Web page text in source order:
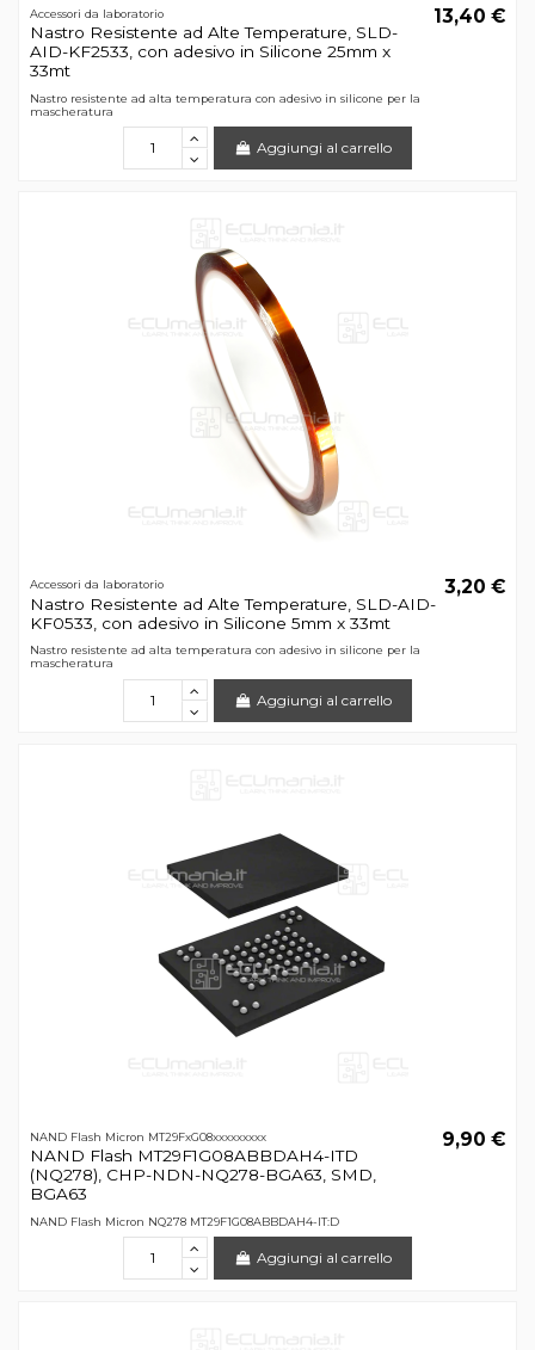
Accessori da laboratorio
Nastro Resistente ad Alte Temperature, SLD-
AID-KF2533, con adesivo in Silicone 25mm x
33mt
13,40 €
Nastro resistente ad alta temperatura con adesivo in silicone per la
mascheratura
Aggiungi al carrello
Accessori da laboratorio
Nastro Resistente ad Alte Temperature, SLD-AID-
KF0533, con adesivo in Silicone 5mm x 33mt
3,20 €
Nastro resistente ad alta temperatura con adesivo in silicone per la
mascheratura
Aggiungi al carrello
NAND Flash Micron MT29FxG08xxxxxxxxx
NAND Flash MT29F1G08ABBDAH4-ITD
(NQ278), CHP-NDN-NQ278-BGA63, SMD,
BGA63
9,90 €
NAND Flash Micron NQ278 MT29F1G08ABBDAH4-IT:D
Aggiungi al carrello